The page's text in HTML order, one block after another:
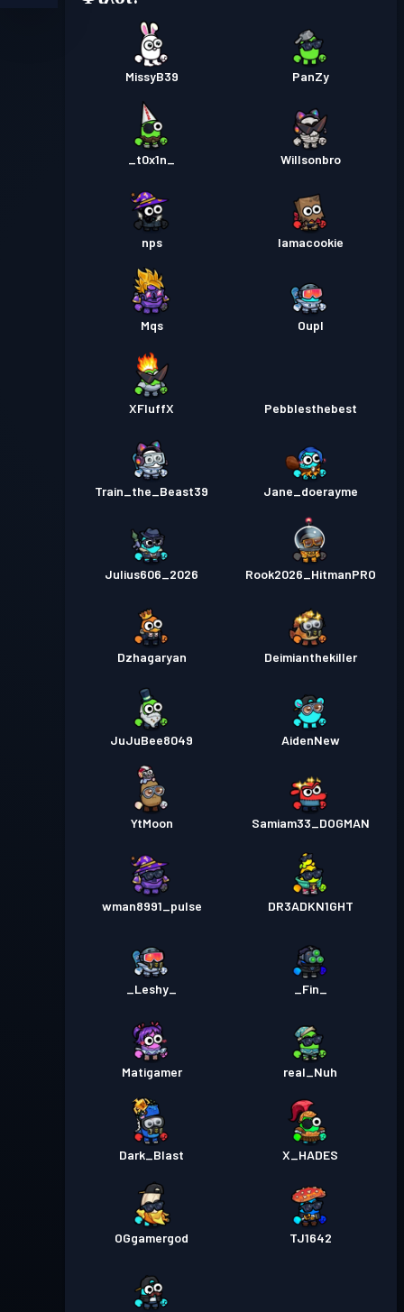
MissyB39 PanZy
_t0x1n_ Willsonbro
nps Iamacookie
Mqs Oupl
XFluffX Pebblesthebest
Train_the_Beast39 Jane_doerayme
Julius606_2026 Rook2026_HitmanPRO
Dzhagaryan Deimianthekiller
JuJuBee8049 AidenNew
YtMoon Samiam33_DOGMAN
wman8991_pulse DR3ADKN1GHT
_Leshy_ _Fin_
Matigamer real_Nuh
Dark_Blast X_HADES
OGgamergod TJ1642